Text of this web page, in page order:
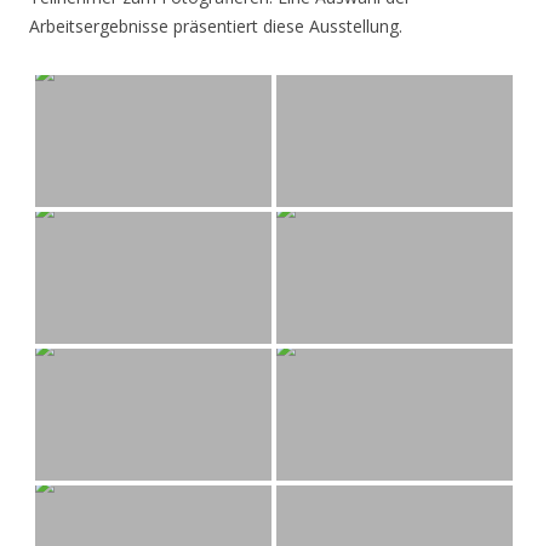
Arbeitsergebnisse präsentiert diese Ausstellung.